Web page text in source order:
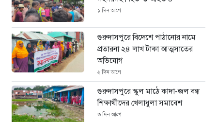
১ দিন আগে
গুরুদাসপুরে বিদেশে পাঠানোর নামে
প্রতারনা ২৪ লাখ টাকা আত্মসাতের
অভিযোগ
২ দিন আগে
গুরুদাসপুরে স্কুল মাঠে কাদা-জল বন্ধ
শিক্ষার্থীদের খেলাধুলা সমাবেশ
৩ দিন আগে